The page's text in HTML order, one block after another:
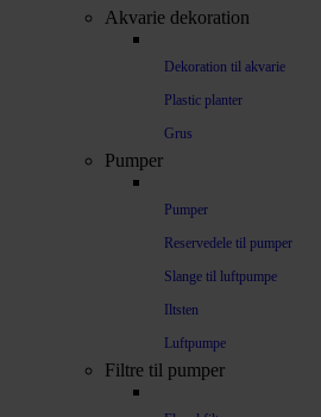
Akvarie dekoration
Dekoration til akvarie
Plastic planter
Grus
Pumper
Pumper
Reservedele til pumper
Slange til luftpumpe
Iltsten
Luftpumpe
Filtre til pumper